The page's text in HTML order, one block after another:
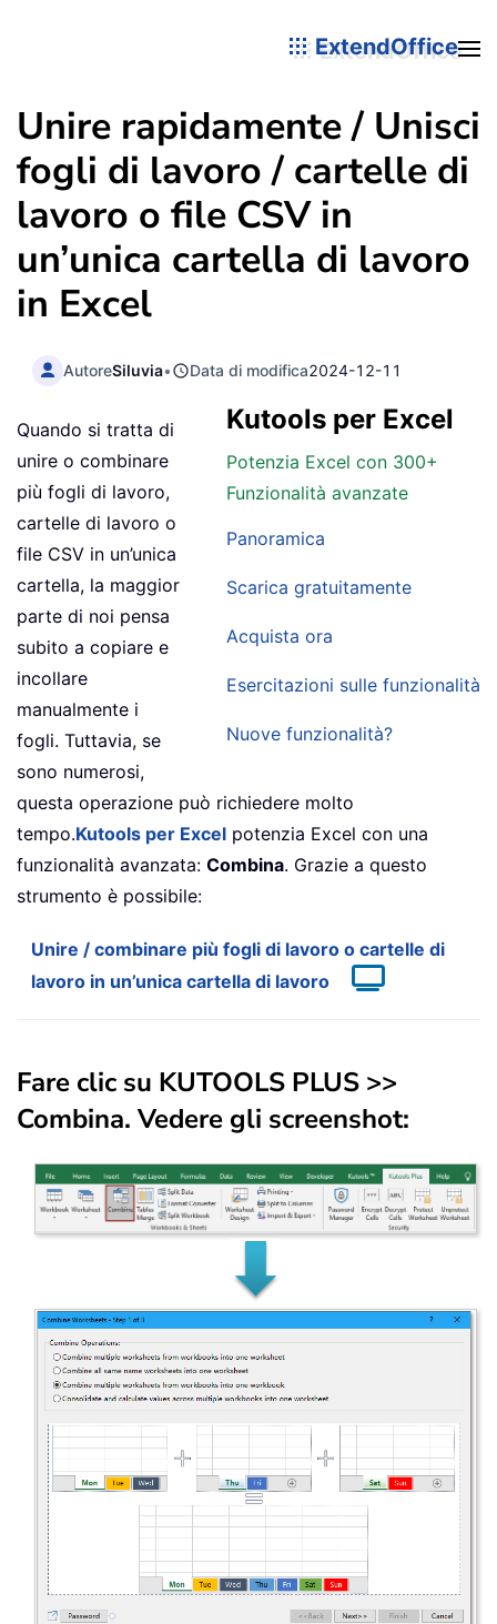
ExtendOffice
Unire rapidamente / Unisci
fogli di lavoro / cartelle di
lavoro o file CSV in
un’unica cartella di lavoro
in Excel
AutoreSiluvia• Data di modifica2024-12-11
Kutools per Excel
Potenzia Excel con 300+
Funzionalità avanzate
Panoramica
Scarica gratuitamente
Acquista ora
Esercitazioni sulle funzionalità
Nuove funzionalità?
Quando si tratta di
unire o combinare
più fogli di lavoro,
cartelle di lavoro o
file CSV in un’unica
cartella, la maggior
parte di noi pensa
subito a copiare e
incollare
manualmente i
fogli. Tuttavia, se
sono numerosi,
questa operazione può richiedere molto
tempo.Kutools per Excel potenzia Excel con una
funzionalità avanzata: Combina. Grazie a questo
strumento è possibile:
Unire / combinare più fogli di lavoro o cartelle di
lavoro in un’unica cartella di lavoro
Fare clic su KUTOOLS PLUS >>
Combina. Vedere gli screenshot: